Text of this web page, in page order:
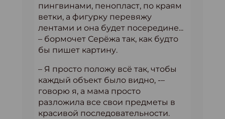
пингвинами, пенопласт, по краям
ветки, а фигурку перевяжу
лентами и она будет посередине...
– бормочет Серёжа так, как будто
бы пишет картину.
– Я просто положу всё так, чтобы
каждый объект было видно, -–
говорю я, а мама просто
разложила все свои предметы в
красивой последовательности.